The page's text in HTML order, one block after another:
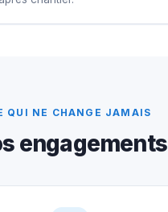
QUI NE CHANGE JAMAIS
engagements